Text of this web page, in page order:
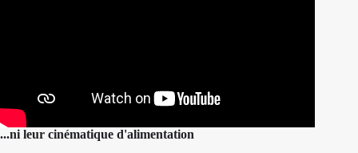
...ni leur cinématique d'alimentation